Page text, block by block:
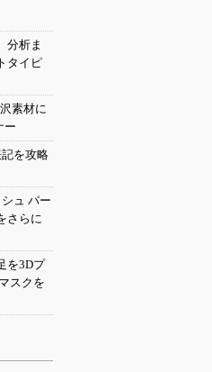
分析ま
タイピ
素材に
ー
記を攻略
ュ パー
さらに
を3Dプ
スクを